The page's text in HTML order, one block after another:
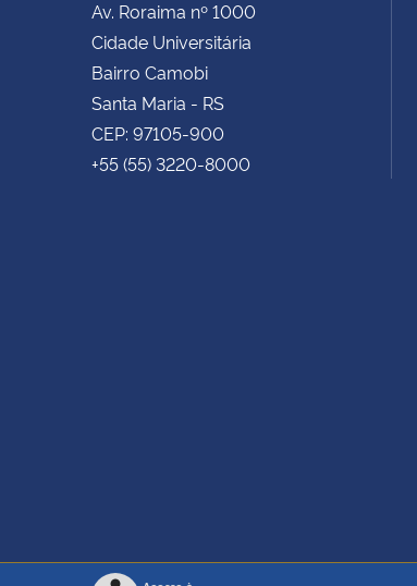
Av. Roraima nº 1000
Cidade Universitária
Bairro Camobi
Santa Maria - RS
CEP: 97105-900
+55 (55) 3220-8000